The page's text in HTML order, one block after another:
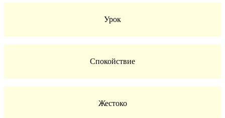
Урок
Спокойствие
Жестоко